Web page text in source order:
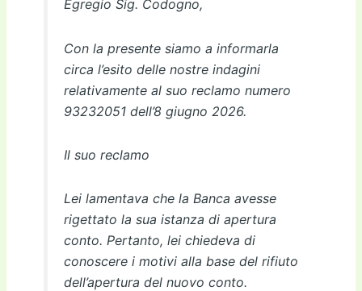
Egregio Sig. Codogno,
Con la presente siamo a informarla
circa l’esito delle nostre indagini
relativamente al suo reclamo numero
93232051 dell’8 giugno 2026.
Il suo reclamo
Lei lamentava che la Banca avesse
rigettato la sua istanza di apertura
conto. Pertanto, lei chiedeva di
conoscere i motivi alla base del rifiuto
dell’apertura del nuovo conto.